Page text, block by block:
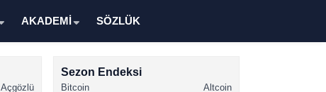
AKADEMİ SÖZLÜK
Açgözlü
Sezon Endeksi
Bitcoin Altcoin